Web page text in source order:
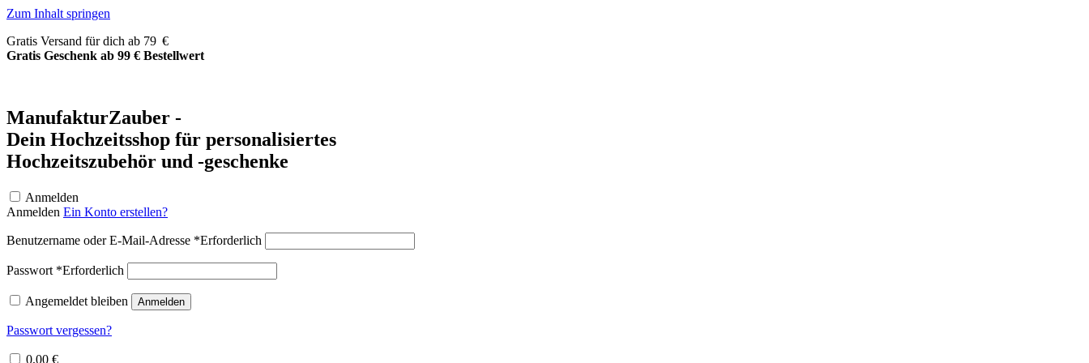
Zum Inhalt springen
Gratis Versand für dich ab 79 €
Gratis Geschenk ab 99 € Bestellwert
ManufakturZauber -
Dein Hochzeitsshop für personalisiertes
Hochzeitszubehör und -geschenke
Anmelden
Anmelden Ein Konto erstellen?
Benutzername oder E-Mail-Adresse *Erforderlich
Passwort *Erforderlich
Angemeldet bleiben Anmelden
Passwort vergessen?
0,00 €